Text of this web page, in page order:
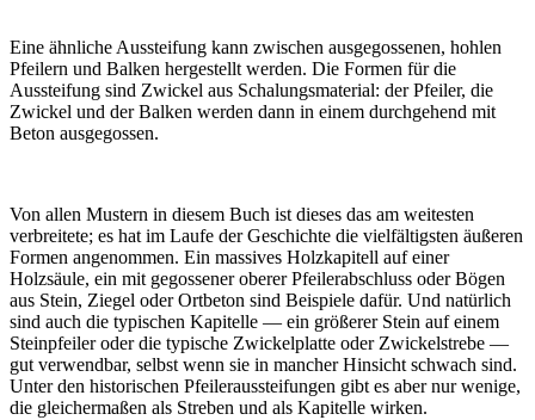
Eine ähnliche Aussteifung kann zwischen ausgegossenen, hohlen
Pfeilern und Balken hergestellt werden. Die Formen für die
Aussteifung sind Zwickel aus Schalungsmaterial: der Pfeiler, die
Zwickel und der Balken werden dann in einem durchgehend mit
Beton ausgegossen.
Von allen Mustern in diesem Buch ist dieses das am weitesten
verbreitete; es hat im Laufe der Geschichte die vielfältigsten äußeren
Formen angenommen. Ein massives Holzkapitell auf einer
Holzsäule, ein mit gegossener oberer Pfeilerabschluss oder Bögen
aus Stein, Ziegel oder Ortbeton sind Beispiele dafür. Und natürlich
sind auch die typischen Kapitelle — ein größerer Stein auf einem
Steinpfeiler oder die typische Zwickelplatte oder Zwickelstrebe —
gut verwendbar, selbst wenn sie in mancher Hinsicht schwach sind.
Unter den historischen Pfeileraussteifungen gibt es aber nur wenige,
die gleichermaßen als Streben und als Kapitelle wirken.